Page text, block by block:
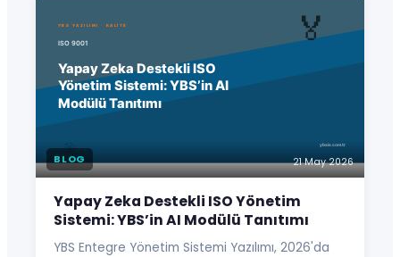
BLOG 21 May 2026
Yapay Zeka Destekli ISO Yönetim
Sistemi: YBS’in AI Modülü Tanıtımı
YBS Entegre Yönetim Sistemi Yazılımı, 2026'da